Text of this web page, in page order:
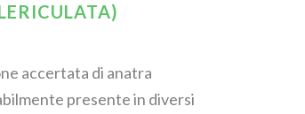
accertata di anatra
presente in diversi